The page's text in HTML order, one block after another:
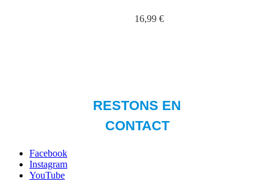
16,99 €
Facebook
Instagram
YouTube